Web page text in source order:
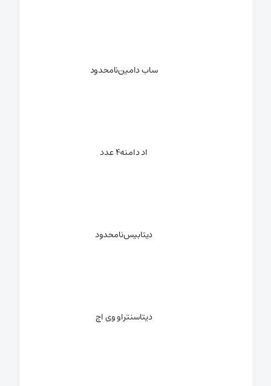
ساب دامیننامحدود
اد دامنه4 عدد
دیتابیسنامحدود
دیتاسنتراو وی اچ